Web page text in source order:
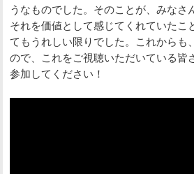
うなものでした。そのことが、みなさ
それを価値として感じてくれていたこ
てもうれしい限りでした。これからも
ので、これをご視聴いただいている皆
参加してください！